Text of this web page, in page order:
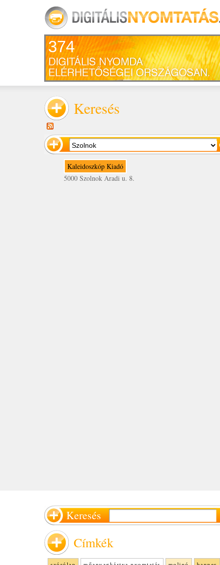
374
Keresés
Kaleidoszkóp Kiadó
5000 Szolnok Aradi u. 8.
Keresés
Címkék